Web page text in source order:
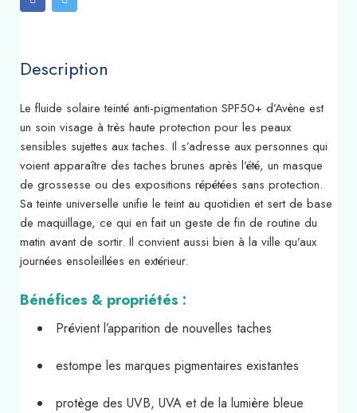
Description
Le fluide solaire teinté anti-pigmentation SPF50+ d’Avène est
un soin visage à très haute protection pour les peaux
sensibles sujettes aux taches. Il s’adresse aux personnes qui
voient apparaître des taches brunes après l’été, un masque
de grossesse ou des expositions répétées sans protection.
Sa teinte universelle unifie le teint au quotidien et sert de base
de maquillage, ce qui en fait un geste de fin de routine du
matin avant de sortir. Il convient aussi bien à la ville qu’aux
journées ensoleillées en extérieur.
Bénéfices & propriétés :
Prévient l’apparition de nouvelles taches
estompe les marques pigmentaires existantes
protège des UVB, UVA et de la lumière bleue